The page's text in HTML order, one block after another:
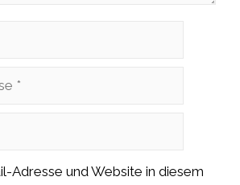
Adresse und Website in diesem